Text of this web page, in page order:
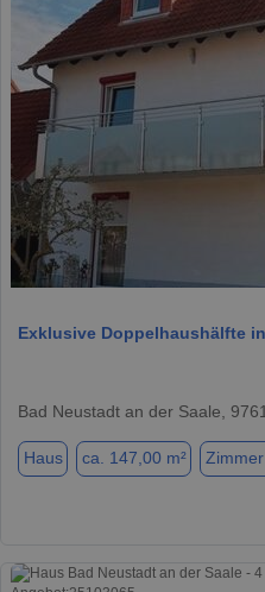
Exklusive Doppelhaushälfte
Bad Neustadt an der Saale,
Haus ca. 147,00 m²